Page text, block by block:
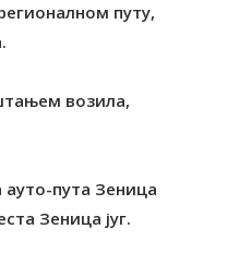
путу,
возила,
ауто-пута Зеница
Зеница југ.